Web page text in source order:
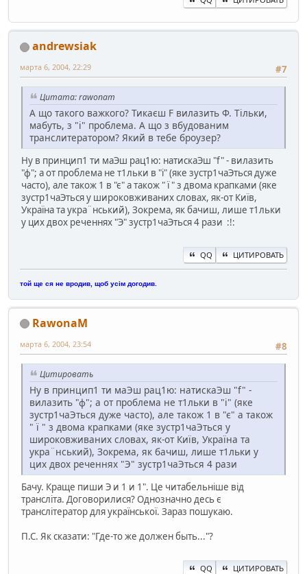
andrewsiak
#7
марта 6, 2004, 22:29
Цитата: rawonam
А що такого важкого? Тикаєш F вилазить Ф. Тільки,
мабуть, з "i" проблема. А що з вбудованим
транслитератором? Який в тебе броузер?
Ну в принцип1 ти маЭш рац1ю: натискаЭш "f" - вилазить
"ф"; а от проблема не т1льки в "i" (яке зустр1чаЭться дуже
часто), але також 1 в "є" а також " ï " з двома крапками (яке
зустр1чаЭться у широковживаних словах, як-от Киïв,
Украïна та укра¨нський), Зокрема, як бачиш, лише т1льки
у цих двох реченнях "Э" зустр1чаЭться 4 рази :!:
QQ ЦИТИРОВАТЬ
той ще ся не вродив, щоб усім догодив.
RawonaM
#8
марта 6, 2004, 23:54
Цитировать
Ну в принцип1 ти маЭш рац1ю: натискаЭш "f" -
вилазить "ф"; а от проблема не т1льки в "i" (яке
зустр1чаЭться дуже часто), але також 1 в "є" а також
" ï " з двома крапками (яке зустр1чаЭться у
широковживаних словах, як-от Киïв, Украïна та
укра¨нський), Зокрема, як бачиш, лише т1льки у
цих двох реченнях "Э" зустр1чаЭться 4 рази
Бачу. Краще пиши Э и 1 и 1". Це читабельніше від
трансліта. Договорилися? Однозначно десь є
транслітератор для української. Зараз пошукаю.
П.С. Як сказати: "Где-то же должен быть..."?
QQ ЦИТИРОВАТЬ